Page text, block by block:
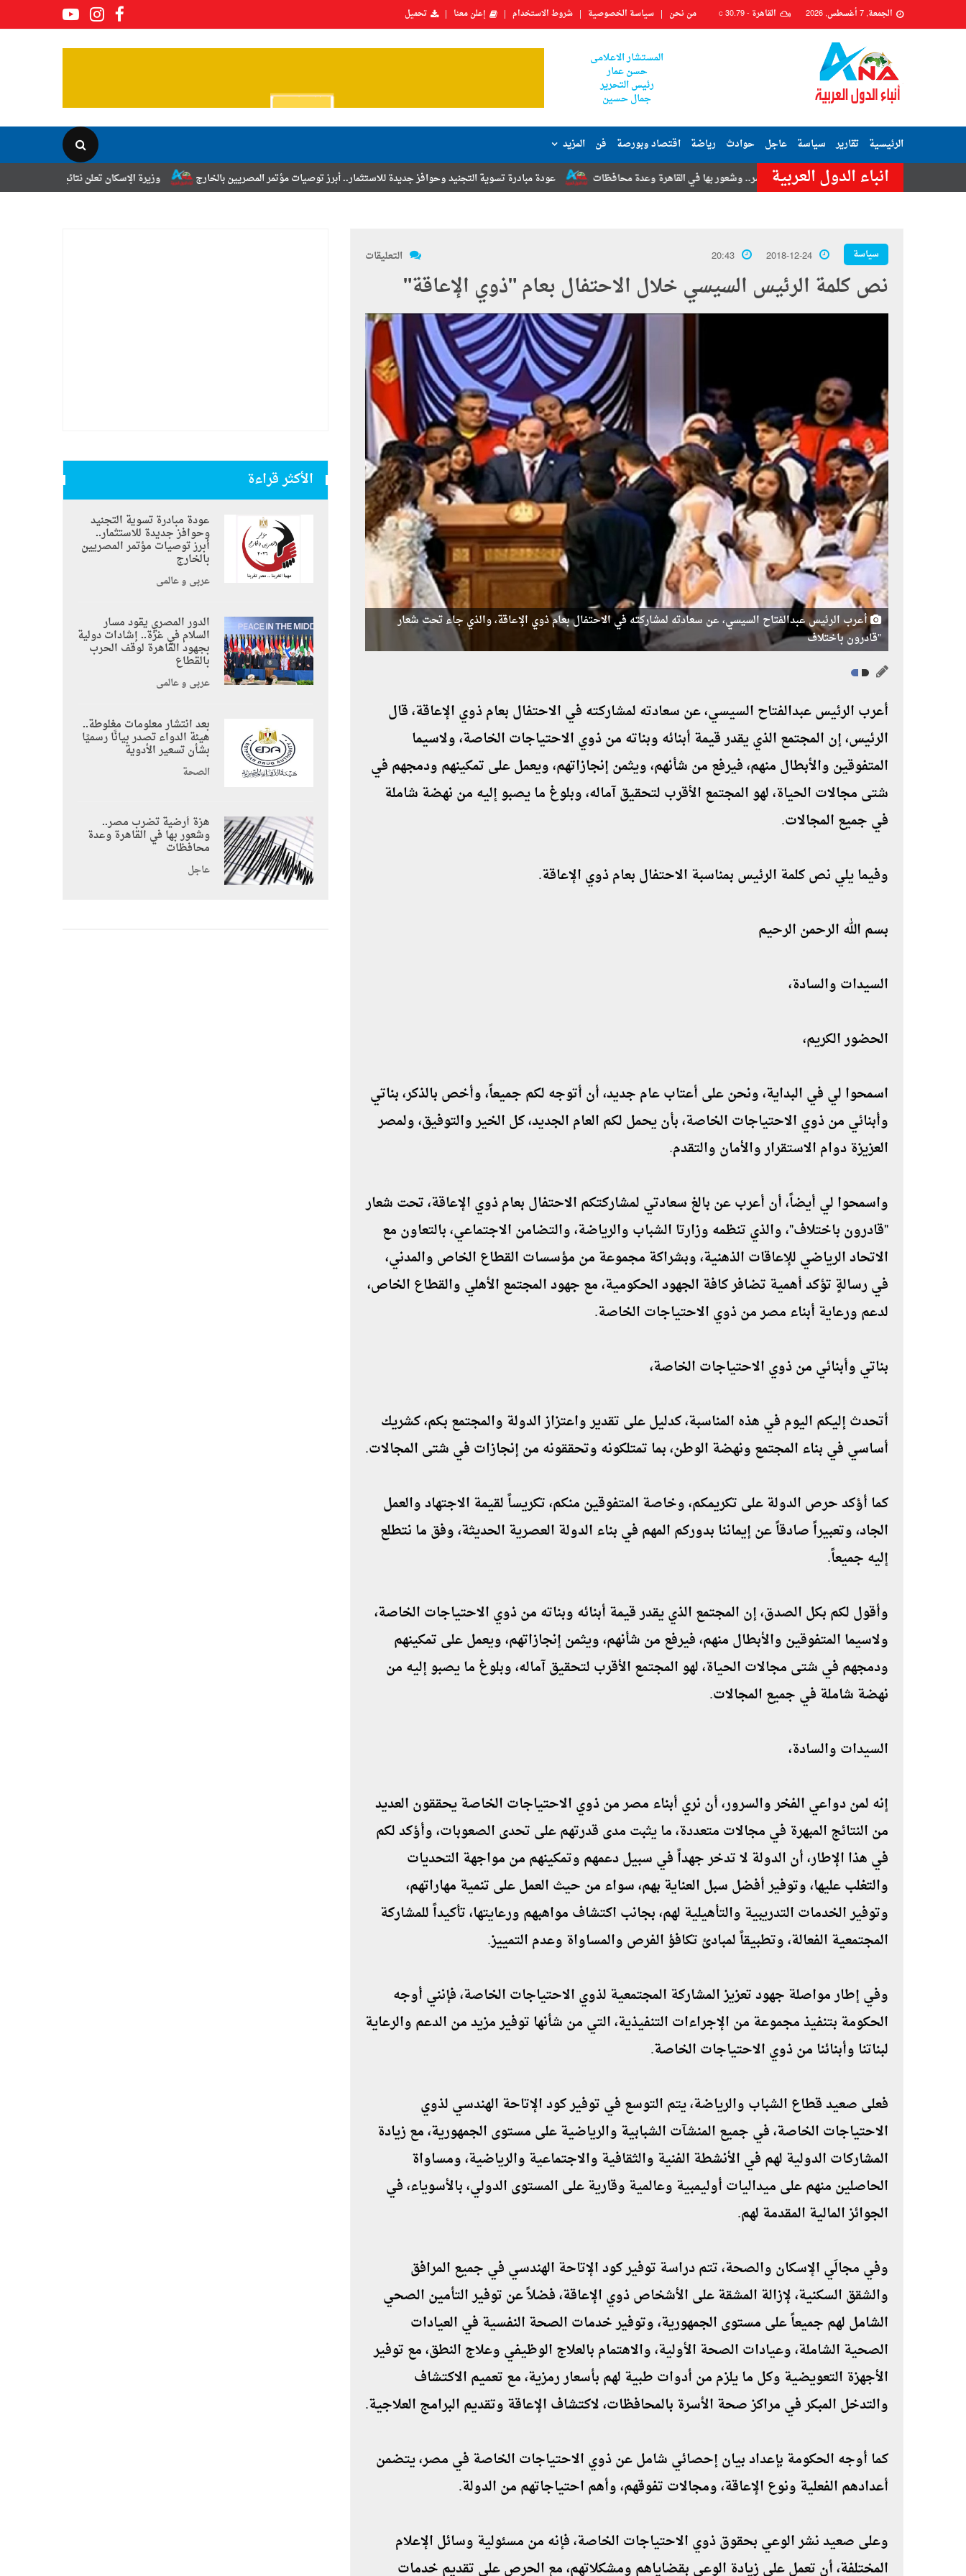
الجمعة, 7 أغسطس, 2026 القاهرة -30.79
C من نحن سياسة الخصوصية شروط الاستخدام إعلن معنا تحميل
المستشار الاعلامى
حسن عمار
رئيس التحرير
جمال حسين
الرئيسية تقارير سياسة عاجل حوادث رياضة اقتصاد وبورصة فن المزيد
انباء الدول العربية وزيرة الإسكان تعلن نتائج قرعة تخصيص أراضي برنامج عودة مبادرة تسوية التجنيد وحوافز جديدة للاستثمار.. أبرز توصيات مؤتمر المصريين بالخارج هزة أرضية تضرب مصر.. وشعور بها في القاهرة وعدة محافظات
سياسة 2018-12-24
20:43 التعليقات
نص كلمة الرئيس السيسي خلال الاحتفال بعام "ذوي الإعاقة"
أعرب الرئيس عبدالفتاح السيسي، عن سعادته لمشاركته في الاحتفال بعام ذوي الإعاقة، والذي جاء تحت شعار
"قادرون باختلاف
أعرب الرئيس عبدالفتاح السيسي، عن سعادته لمشاركته في الاحتفال بعام ذوي الإعاقة، قال
الرئيس، إن المجتمع الذي يقدر قيمة أبنائه وبناته من ذوي الاحتياجات الخاصة، ولاسيما
المتفوقين والأبطال منهم، فيرفع من شأنهم، ويثمن إنجازاتهم، ويعمل على تمكينهم ودمجهم في
شتى مجالات الحياة، لهو المجتمع الأقرب لتحقيق آماله، وبلوغ ما يصبو إليه من نهضة شاملة
في جميع المجالات.
وفيما يلي نص كلمة الرئيس بمناسبة الاحتفال بعام ذوي الإعاقة.
بسم الله الرحمن الرحيم
السيدات والسادة،
الحضور الكريم،
اسمحوا لي في البداية، ونحن على أعتاب عام جديد، أن أتوجه لكم جميعاً، وأخص بالذكر، بناتي
وأبنائي من ذوي الاحتياجات الخاصة، بأن يحمل لكم العام الجديد، كل الخير والتوفيق، ولمصر
العزيزة دوام الاستقرار والأمان والتقدم.
واسمحوا لي أيضاً، أن أعرب عن بالغ سعادتي لمشاركتكم الاحتفال بعام ذوي الإعاقة، تحت شعار
"قادرون باختلاف"، والذي تنظمه وزارتا الشباب والرياضة، والتضامن الاجتماعي، بالتعاون مع
الاتحاد الرياضي للإعاقات الذهنية، وبشراكة مجموعة من مؤسسات القطاع الخاص والمدني،
في رسالةٍ تؤكد أهمية تضافر كافة الجهود الحكومية، مع جهود المجتمع الأهلي والقطاع الخاص،
لدعم ورعاية أبناء مصر من ذوي الاحتياجات الخاصة.
بناتي وأبنائي من ذوي الاحتياجات الخاصة،
أتحدث إليكم اليوم في هذه المناسبة، كدليل على تقدير واعتزاز الدولة والمجتمع بكم، كشريك
أساسي في بناء المجتمع ونهضة الوطن، بما تمتلكونه وتحققونه من إنجازات في شتى المجالات.
كما أؤكد حرص الدولة على تكريمكم، وخاصة المتفوقين منكم، تكريساً لقيمة الاجتهاد والعمل
الجاد، وتعبيراً صادقاً عن إيماننا بدوركم المهم في بناء الدولة العصرية الحديثة، وفق ما نتطلع
إليه جميعاً.
وأقول لكم بكل الصدق، إن المجتمع الذي يقدر قيمة أبنائه وبناته من ذوي الاحتياجات الخاصة،
ولاسيما المتفوقين والأبطال منهم، فيرفع من شأنهم، ويثمن إنجازاتهم، ويعمل على تمكينهم
ودمجهم في شتى مجالات الحياة، لهو المجتمع الأقرب لتحقيق آماله، وبلوغ ما يصبو إليه من
نهضة شاملة في جميع المجالات.
السيدات والسادة،
إنه لمن دواعي الفخر والسرور، أن نري أبناء مصر من ذوي الاحتياجات الخاصة يحققون العديد
من النتائج المبهرة في مجالات متعددة، ما يثبت مدى قدرتهم على تحدى الصعوبات، وأؤكد لكم
في هذا الإطار، أن الدولة لا تدخر جهداً في سبيل دعمهم وتمكينهم من مواجهة التحديات
والتغلب عليها، وتوفير أفضل سبل العناية بهم، سواء من حيث العمل على تنمية مهاراتهم،
وتوفير الخدمات التدريبية والتأهيلية لهم، بجانب اكتشاف مواهبهم ورعايتها، تأكيداً للمشاركة
المجتمعية الفعالة، وتطبيقاً لمبادئ تكافؤ الفرص والمساواة وعدم التمييز.
وفي إطار مواصلة جهود تعزيز المشاركة المجتمعية لذوي الاحتياجات الخاصة، فإنني أوجه
الحكومة بتنفيذ مجموعة من الإجراءات التنفيذية، التي من شأنها توفير مزيد من الدعم والرعاية
لبناتنا وأبنائنا من ذوي الاحتياجات الخاصة.
فعلى صعيد قطاع الشباب والرياضة، يتم التوسع في توفير كود الإتاحة الهندسي لذوي
الاحتياجات الخاصة، في جميع المنشآت الشبابية والرياضية على مستوى الجمهورية، مع زيادة
المشاركات الدولية لهم في الأنشطة الفنية والثقافية والاجتماعية والرياضية، ومساواة
الحاصلين منهم على ميداليات أوليمبية وعالمية وقارية على المستوى الدولي، بالأسوياء، في
الجوائز المالية المقدمة لهم.
وفي مجالَي الإسكان والصحة، تتم دراسة توفير كود الإتاحة الهندسي في جميع المرافق
والشقق السكنية، لإزالة المشقة على الأشخاص ذوي الإعاقة، فضلاً عن توفير التأمين الصحي
الشامل لهم جميعاً على مستوى الجمهورية، وتوفير خدمات الصحة النفسية في العيادات
الصحية الشاملة، وعيادات الصحة الأولية، والاهتمام بالعلاج الوظيفي وعلاج النطق، مع توفير
الأجهزة التعويضية وكل ما يلزم من أدوات طبية لهم بأسعار رمزية، مع تعميم الاكتشاف
والتدخل المبكر في مراكز صحة الأسرة بالمحافظات، لاكتشاف الإعاقة وتقديم البرامج العلاجية.
كما أوجه الحكومة بإعداد بيان إحصائي شامل عن ذوي الاحتياجات الخاصة في مصر، يتضمن
أعدادهم الفعلية ونوع الإعاقة، ومجالات تفوقهم، وأهم احتياجاتهم من الدولة.
وعلى صعيد نشر الوعي بحقوق ذوي الاحتياجات الخاصة، فإنه من مسئولية وسائل الإعلام
المختلفة، أن تعمل على زيادة الوعي بقضاياهم ومشكلاتهم، مع الحرص على تقديم خدمات
الأكثر قراءة
عودة مبادرة تسوية التجنيد
وحوافز جديدة للاستثمار..
أبرز توصيات مؤتمر المصريين
بالخارج
عربي و عالمي
الدور المصري يقود مسار
السلام في غزة.. إشادات دولية
بجهود القاهرة لوقف الحرب
بالقطاع
عربي و عالمي
بعد انتشار معلومات مغلوطة..
هيئة الدواء تصدر بيانًا رسميًا
بشأن تسعير الأدوية
الصحة
هزة أرضية تضرب مصر..
وشعور بها في القاهرة وعدة
محافظات
عاجل